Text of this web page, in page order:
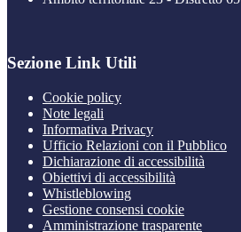
Sezione Link Utili
Cookie policy
Note legali
Informativa Privacy
Ufficio Relazioni con il Pubblico
Dichiarazione di accessibilità
Obiettivi di accessibilità
Whistleblowing
Gestione consensi cookie
Amministrazione trasparente